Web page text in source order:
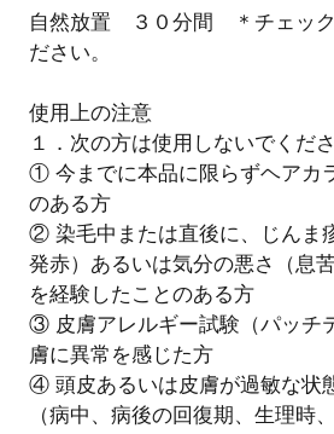
自然放置 ３０分間 ＊チェック
ださい。
使用上の注意
１．次の方は使用しないでくださ
① 今までに本品に限らずヘアカ
のある方
② 染毛中または直後に、じんま
発赤）あるいは気分の悪さ（息
を経験したことのある方
③ 皮膚アレルギー試験（パッチ
膚に異常を感じた方
④ 頭皮あるいは皮膚が過敏な状
（病中、病後の回復期、生理時